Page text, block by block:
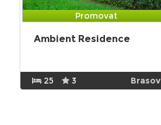
Promovat
Ambient Residence
25 3 Brasov